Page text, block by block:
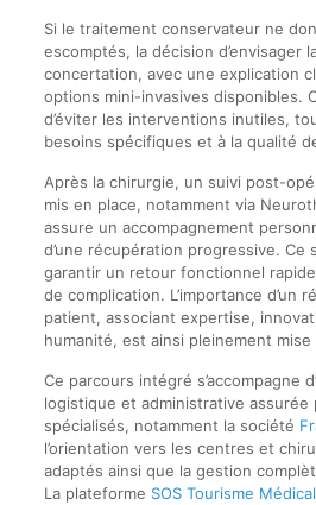
Si le traitement conservateur ne
escomptés, la décision d’envisager
concertation, avec une explication
options mini-invasives disponibles.
d’éviter les interventions inutiles,
besoins spécifiques et à la qualité
Après la chirurgie, un suivi post-
mis en place, notamment via
assure un accompagnement
d’une récupération progressive. Ce
garantir un retour fonctionnel
de complication. L’importance d’un
patient, associant expertise,
humanité, est ainsi pleinement mise
Ce parcours intégré s’accompagne
logistique et administrative assurée
spécialisés, notamment la société
l’orientation vers les centres et
adaptés ainsi que la gestion
La plateforme SOS Tourisme Médical